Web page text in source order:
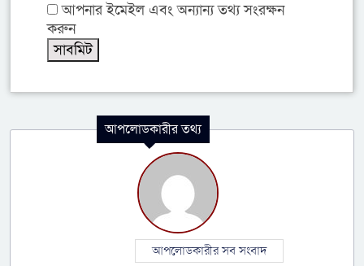
আপনার ইমেইল এবং অন্যান্য তথ্য সংরক্ষন
করুন
আপলোডকারীর তথ্য
আপলোডকারীর সব সংবাদ